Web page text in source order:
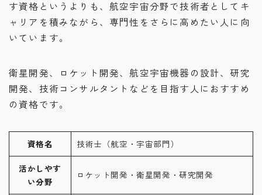
す資格というよりも、航空宇宙分野で技術者としてキ
ャリアを積みながら、専門性をさらに高めたい人に向
いています。
衛星開発、ロケット開発、航空宇宙機器の設計、研究
開発、技術コンサルタントなどを目指す人におすすめ
の資格です。
資格名 技術士（航空・宇宙部門）
活かしやす
い分野
ロケット開発・衛星開発・研究開発